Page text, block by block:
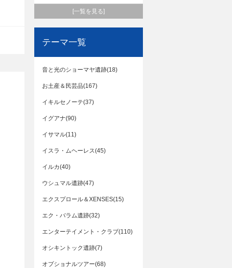
[一覧を見る]
テーマ一覧
音と光のショーマヤ遺跡(18)
お土産＆民芸品(167)
イキルセノーテ(37)
イグアナ(90)
イサマル(11)
イスラ・ムヘーレス(45)
イルカ(40)
ウシュマル遺跡(47)
エクスプロール＆XENSES(15)
エク・バラム遺跡(32)
エンターテイメント・クラブ(110)
オシキントック遺跡(7)
オプショナルツアー(68)